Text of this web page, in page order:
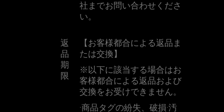
社までお問い合わせくださ
い。
返
品
期
限
【お客様都合による返品ま
たは交換】
※ 以下に該当する場合はお
客様都合による返品および
交換をお受けできません。
·商品タグの紛失、破損·汚